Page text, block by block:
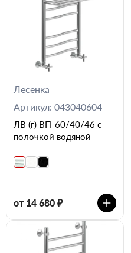
Лесенка
Артикул: 043040604
ЛВ (г) ВП-60/40/46 с
полочкой водяной
от 14 680 ₽